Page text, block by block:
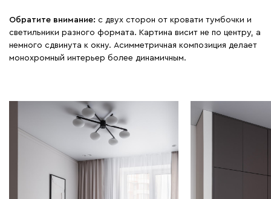
Обратите внимание: с двух сторон от кровати тумбочки и
светильники разного формата. Картина висит не по центру, а
немного сдвинута к окну. Асимметричная композиция делает
монохромный интерьер более динамичным.